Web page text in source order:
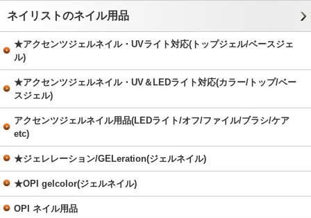
ネイリストのネイル用品
★アクセンツジェルネイル・UVライト対応(トップジェル/ベースジェ
ル)
★アクセンツジェルネイル・UV＆LEDライト対応(カラー/トップ/ベー
スジェル)
アクセンツジェルネイル用品(LEDライト/オフ/ファイル/ブラシ/ケア
etc)
★ジェレレーション/GELeration(ジェルネイル)
★OPI gelcolor(ジェルネイル)
OPI ネイル用品